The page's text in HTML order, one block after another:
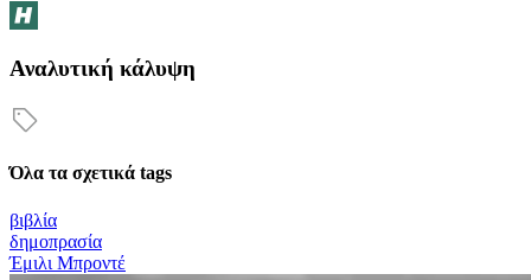
Αναλυτική κάλυψη
Όλα τα σχετικά tags
βιβλία
δημοπρασία
Έμιλι Μπροντέ